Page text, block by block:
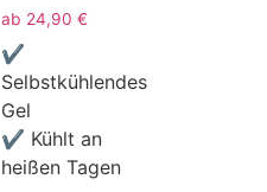
ab 24,90 €
✔
Selbstkühlendes
Gel
✔ Kühlt an
heißen Tagen